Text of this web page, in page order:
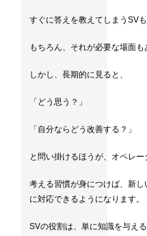
すぐに答えを教えてしまうSVも
もちろん、それが必要な場面も
しかし、長期的に見ると、
「どう思う？」
「自分ならどう改善する？」
と問い掛けるほうが、オペレー
考える習慣が身につけば、新
に対応できるようになります。
SVの役割は、単に知識を与え